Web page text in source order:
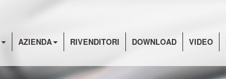
AZIENDA RIVENDITORI DOWNLOAD VIDEO